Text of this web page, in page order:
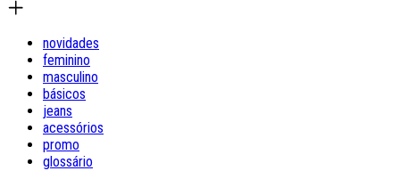
novidades
feminino
masculino
básicos
jeans
acessórios
promo
glossário